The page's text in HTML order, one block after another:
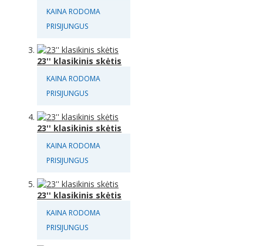
KAINA RODOMA
PRISIJUNGUS
23'' klasikinis skėtis
KAINA RODOMA
PRISIJUNGUS
23'' klasikinis skėtis
KAINA RODOMA
PRISIJUNGUS
23'' klasikinis skėtis
KAINA RODOMA
PRISIJUNGUS